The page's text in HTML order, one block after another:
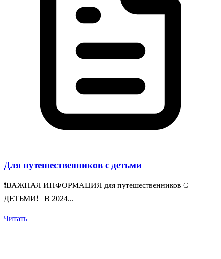
Для путешественников с детьми
❗️ВАЖНАЯ ИНФОРМАЦИЯ для путешественников С
ДЕТЬМИ❗️ В 2024...
Читать